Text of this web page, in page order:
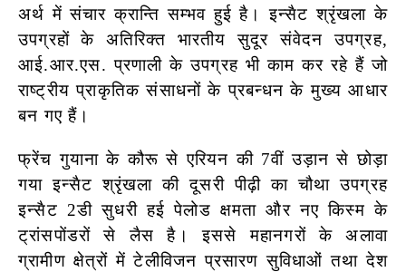
अर्थ में संचार क्रान्ति सम्भव हुई है। इन्सैट श्रृंखला के
उपग्रहों के अतिरिक्त भारतीय सुदूर संवेदन उपग्रह,
आई.आर.एस. प्रणाली के उपग्रह भी काम कर रहे हैं जो
राष्ट्रीय प्राकृतिक संसाधनों के प्रबन्धन के मुख्य आधार
बन गए हैं।
फ्रेंच गुयाना के कौरू से एरियन की 7वीं उड़ान से छोड़ा
गया इन्सैट श्रृंखला की दूसरी पीढ़ी का चौथा उपग्रह
इन्सैट 2डी सुधरी हई पेलोड क्षमता और नए किस्म के
ट्रांसपोंडरों से लैस है। इससे महानगरों के अलावा
ग्रामीण क्षेत्रों में टेलीविजन प्रसारण सुविधाओं तथा देश